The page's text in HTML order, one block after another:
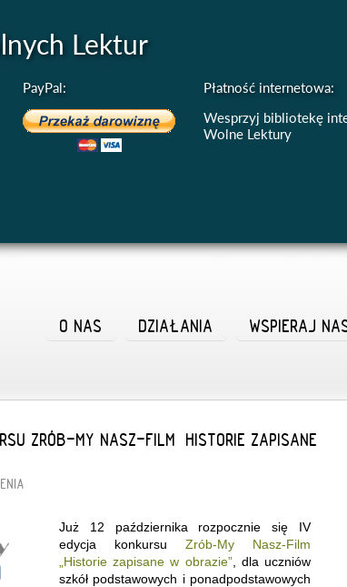
Lektur
PayPal:
Płatność internetowa:
Wesprzyj bibliotekę
Wolne Lektury
WSPIERAJ
DZIAŁANIA
O NAS
ZRÓB-MY NASZ-FILM „HISTORIE ZAPISANE
Już 12 października rozpocznie się IV
edycja konkursu Zrób-My Nasz-Film
„Historie zapisane w obrazie”, dla uczniów
szkół podstawowych i ponadpodstawowych